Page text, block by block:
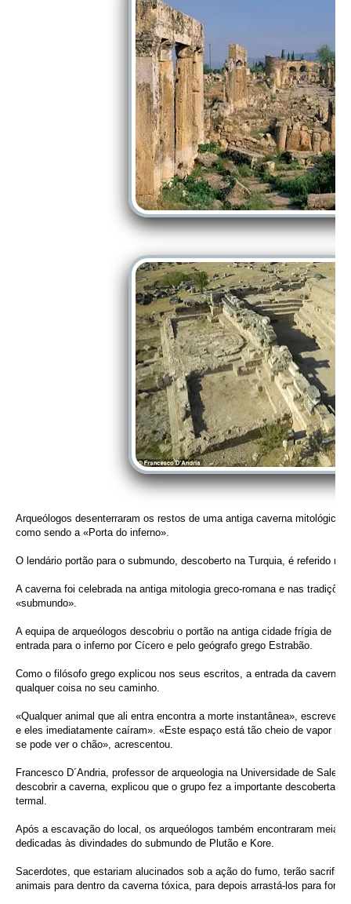
Arqueólogos desenterraram os restos de uma antiga caverna
como sendo a «Porta do inferno».
O lendário portão para o submundo, descoberto na Turquia, é referido
A caverna foi celebrada na antiga mitologia greco-romana e nas
«submundo».
A equipa de arqueólogos descobriu o portão na antiga cidade frígia de
entrada para o inferno por Cícero e pelo geógrafo grego Estrabão.
Como o filósofo grego explicou nos seus escritos, a entrada da caverna
qualquer coisa no seu caminho.
«Qualquer animal que ali entra encontra a morte instantânea»,
e eles imediatamente caíram». «Este espaço está tão cheio de vapor
se pode ver o chão», acrescentou.
Francesco D´Andria, professor de arqueologia na Universidade de
descobrir a caverna, explicou que o grupo fez a importante descoberta
termal.
Após a escavação do local, os arqueólogos também encontraram
dedicadas às divindades do submundo de Plutão e Kore.
Sacerdotes, que estariam alucinados sob a ação do fumo, terão
animais para dentro da caverna tóxica, para depois arrastá-los para fora